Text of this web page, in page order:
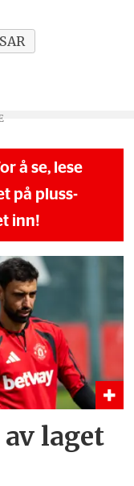
å se, lese
på pluss-
inn!
laget